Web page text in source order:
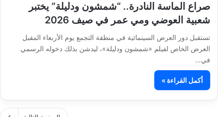
صراع الماسة النادرة.. “شمشون ودليلة” يختبر
شعبية العوضي ومي عمر في صيف 2026
تستقبل دور العرض السينمائية في منطقة التجمع يوم الأربعاء المقبل
العرض الخاص لفيلم «شمشون ودليلة»، ليدشن بذلك دخوله الرسمي
في…
أكمل القراءة »